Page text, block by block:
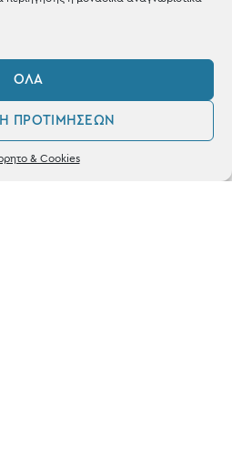
ΌΛΑ
ΠΡΟΤΙΜΉΣΕΩΝ
& Cookies
& Πιστωτική
0